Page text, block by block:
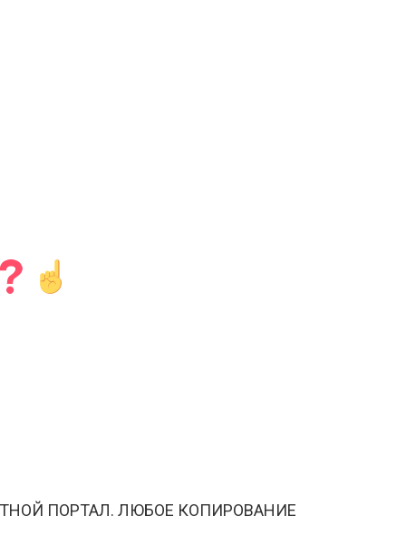
ПОРТАЛ. ЛЮБОЕ КОПИРОВАНИЕ